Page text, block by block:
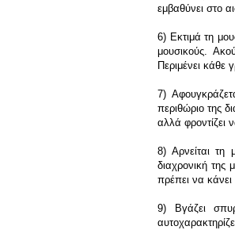
εμβαθύνει στο
6) Εκτιμά τη
μουσικούς.
Περιμένει κάθε
7)
περιθώριο της
αλλά φροντίζει
8) Αρνείται τη
διαχρονική της
πρέπει να κάνει
9) Βγάζει